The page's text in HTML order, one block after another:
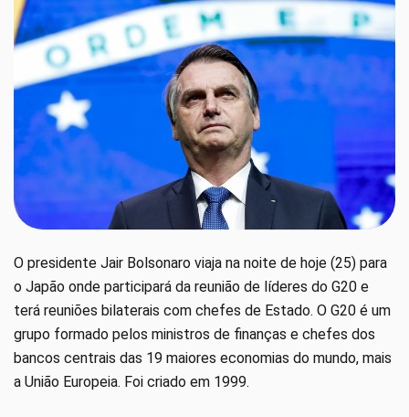
O presidente Jair Bolsonaro viaja na noite de hoje (25) para
o Japão onde participará da reunião de líderes do G20 e
terá reuniões bilaterais com chefes de Estado. O G20 é um
grupo formado pelos ministros de finanças e chefes dos
bancos centrais das 19 maiores economias do mundo, mais
a União Europeia. Foi criado em 1999.